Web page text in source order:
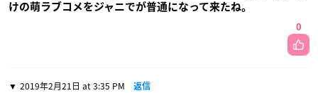
けの萌ラブコメをジャニでが普通になって来たね。
0
2019年2月21日 at 3:35 PM 返信